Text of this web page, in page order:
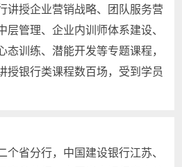
讲授企业营销战略、团队服务营
层管理、企业内训师体系建设、
态训练、潜能开发等专题课程，
授银行类课程数百场，受到学员
个省分行，中国建设银行江苏、